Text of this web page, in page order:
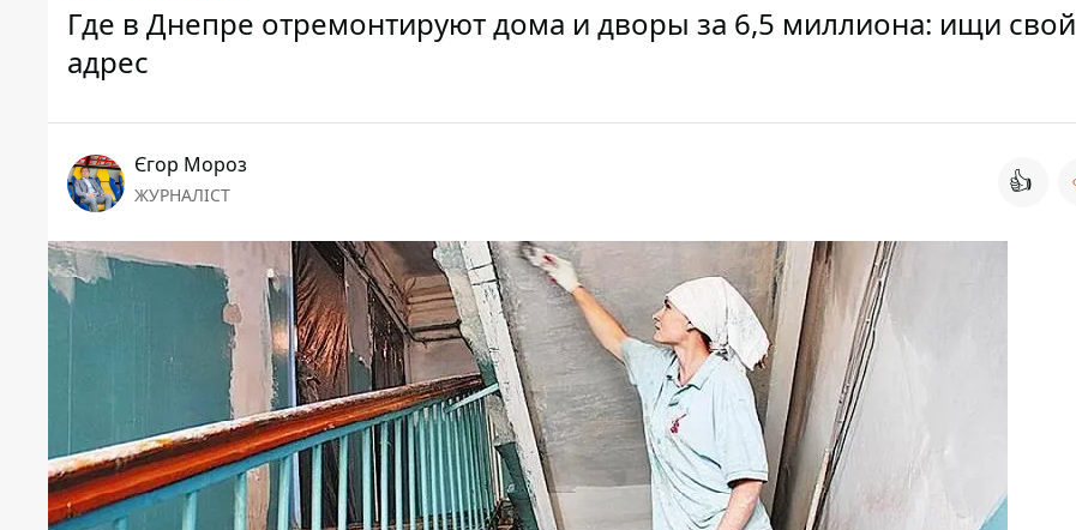
Где в Днепре отремонтируют дома и дворы за 6,5 миллиона: ищи свой
адрес
Єгор Мороз
ЖУРНАЛІСТ 👍